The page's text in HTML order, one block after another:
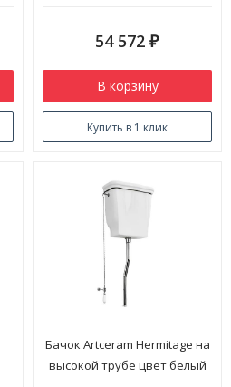
54 572 ₽
В корзину
Купить в 1 клик
Бачок Artceram Hermitage на
высокой трубе цвет белый